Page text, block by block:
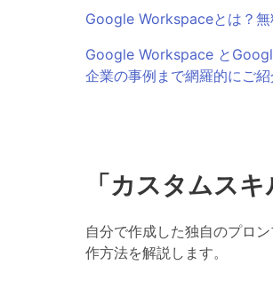
Google Workspaceとは？
Google Workspace と
企業の事例まで網羅的にご紹
「カスタムス
自分で作成した独自のプロ
作方法を解説します。